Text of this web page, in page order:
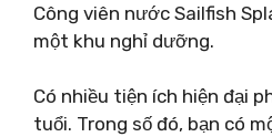
Công viên nước Sailfish
một khu nghỉ dưỡng.
Có nhiều tiện ích hiện đại
tuổi. Trong số đó, bạn có